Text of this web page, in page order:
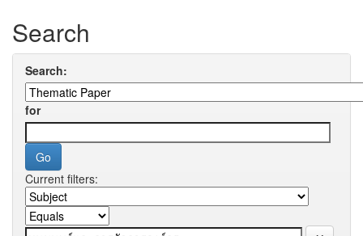
Search
Search:
for
Current filters: